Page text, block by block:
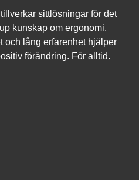
sittlösningar för det
kunskap om ergonomi,
och lång erfarenhet hjälper
förändring. För alltid.